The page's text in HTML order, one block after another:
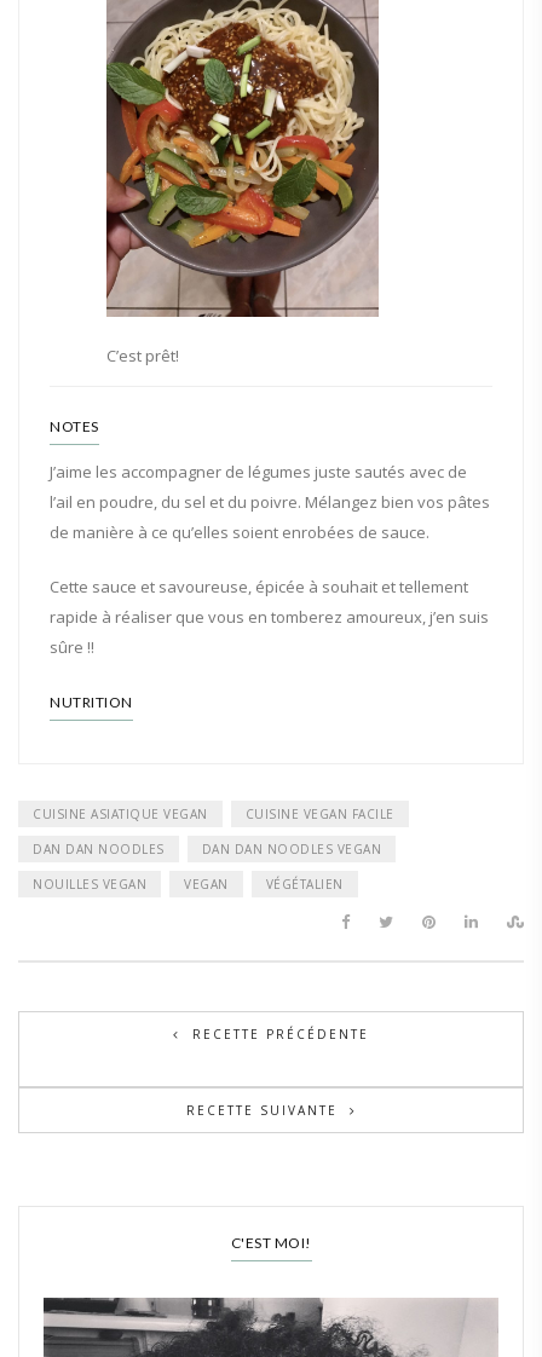
C’est prêt!
NOTES
J’aime les accompagner de légumes juste sautés avec de
l’ail en poudre, du sel et du poivre. Mélangez bien vos pâtes
de manière à ce qu’elles soient enrobées de sauce.
Cette sauce et savoureuse, épicée à souhait et tellement
rapide à réaliser que vous en tomberez amoureux, j’en suis
sûre !!
NUTRITION
CUISINE ASIATIQUE VEGAN CUISINE VEGAN FACILE
DAN DAN NOODLES DAN DAN NOODLES VEGAN
NOUILLES VEGAN VEGAN VÉGÉTALIEN
RECETTE PRÉCÉDENTE
RECETTE SUIVANTE
C'EST MOI!